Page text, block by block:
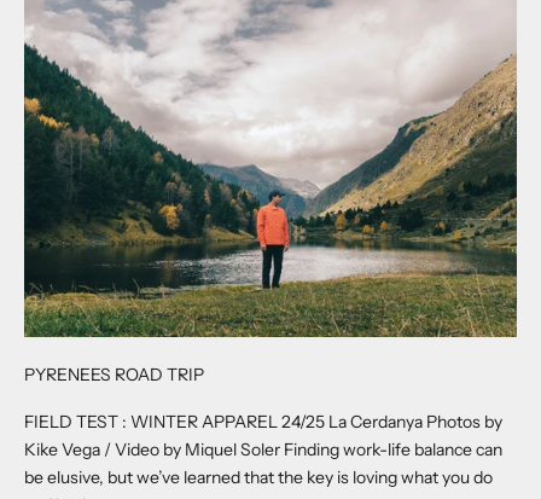
PYRENEES ROAD TRIP
FIELD TEST : WINTER APPAREL 24/25 La Cerdanya Photos by
Kike Vega / Video by Miquel Soler Finding work-life balance can
be elusive, but we’ve learned that the key is loving what you do